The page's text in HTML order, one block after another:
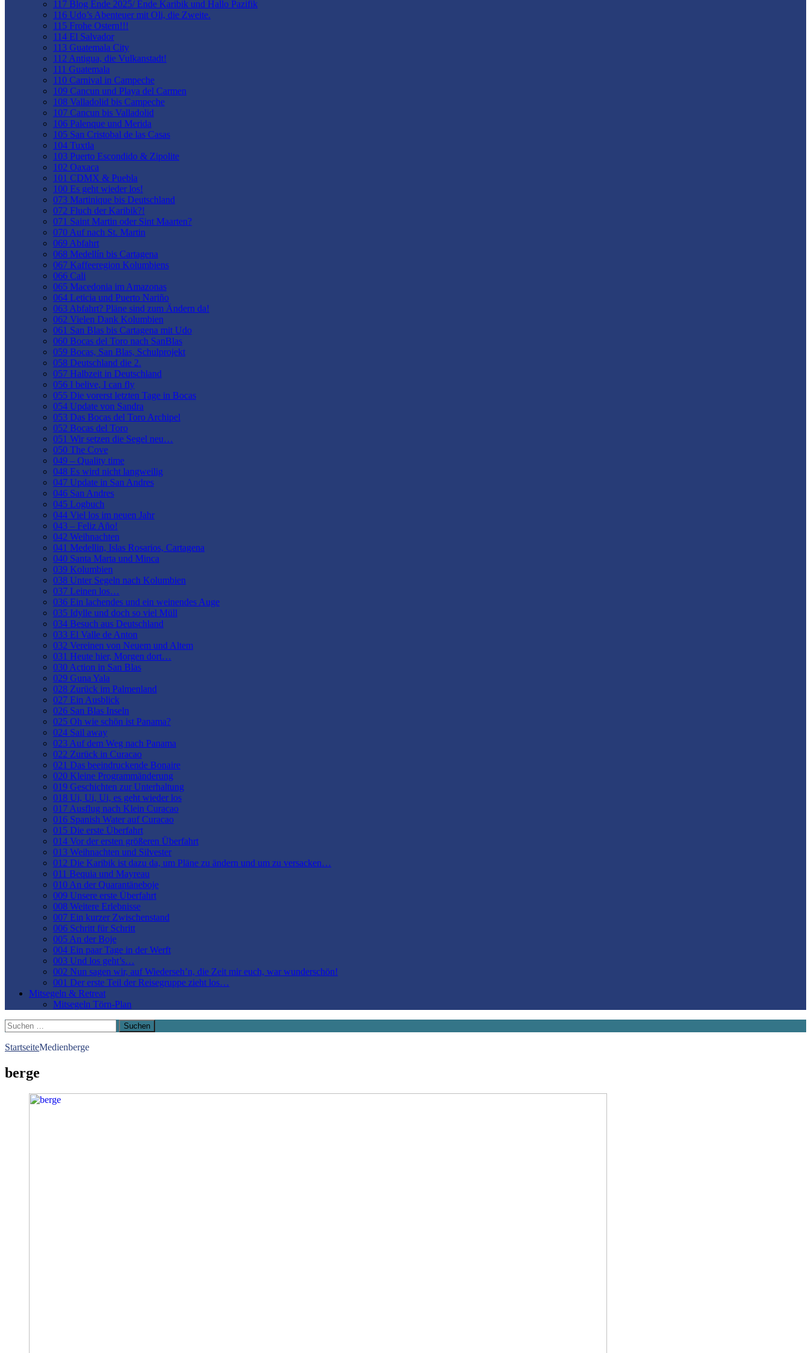
117 Blog Ende 2025/ Ende Karibik und Hallo Pazifik
116 Udo’s Abenteuer mit Oli, die Zweite.
115 Frohe Ostern!!!
114 El Salvador
113 Guatemala City
112 Antigua, die Vulkanstadt!
111 Guatemala
110 Carnival in Campeche
109 Cancun und Playa del Carmen
108 Valladolid bis Campeche
107 Cancun bis Valladolid
106 Palenque und Merida
105 San Cristobal de las Casas
104 Tuxtla
103 Puerto Escondido & Zipolite
102 Oaxaca
101 CDMX & Puebla
100 Es geht wieder los!
073 Martinique bis Deutschland
072 Fluch der Karibik?!
071 Saint Martin oder Sint Maarten?
070 Auf nach St. Martin
069 Abfahrt
068 Medellín bis Cartagena
067 Kaffeeregion Kolumbiens
066 Cali
065 Macedonia im Amazonas
064 Leticia und Puerto Nariño
063 Abfahrt? Pläne sind zum Ändern da!
062 Vielen Dank Kolumbien
061 San Blas bis Cartagena mit Udo
060 Bocas del Toro nach SanBlas
059 Bocas, San Blas, Schulprojekt
058 Deutschland die 2.
057 Halbzeit in Deutschland
056 I belive, I can fly
055 Die vorerst letzten Tage in Bocas
054 Update von Sandra
053 Das Bocas del Toro Archipel
052 Bocas del Toro
051 Wir setzen die Segel neu…
050 The Cove
049 – Quality time
048 Es wird nicht langweilig
047 Update in San Andres
046 San Andres
045 Logbuch
044 Viel los im neuen Jahr
043 – Feliz Año!
042 Weihnachten
041 Medellin, Islas Rosarios, Cartagena
040 Santa Marta und Minca
039 Kolumbien
038 Unter Segeln nach Kolumbien
037 Leinen los…
036 Ein lachendes und ein weinendes Auge
035 Idylle und doch so viel Müll
034 Besuch aus Deutschland
033 El Valle de Anton
032 Vereinen von Neuem und Altem
031 Heute hier, Morgen dort…
030 Action in San Blas
029 Guna Yala
028 Zurück im Palmenland
027 Ein Ausblick
026 San Blas Inseln
025 Oh wie schön ist Panama?
024 Sail away
023 Auf dem Weg nach Panama
022 Zurück in Curacao
021 Das beeindruckende Bonaire
020 Kleine Programmänderung
019 Geschichten zur Unterhaltung
018 Ui, Ui, Ui, es geht wieder los
017 Ausflug nach Klein Curacao
016 Spanish Water auf Curacao
015 Die erste Überfahrt
014 Vor der ersten größeren Überfahrt
013 Weihnachten und Silvester
012 Die Karibik ist dazu da, um Pläne zu ändern und um zu versacken…
011 Bequia und Mayreau
010 An der Quarantäneboje
009 Unsere erste Überfahrt
008 Weitere Erlebnisse
007 Ein kurzer Zwischenstand
006 Schritt für Schritt
005 An der Boje
004 Ein paar Tage in der Werft
003 Und los geht’s…
002 Nun sagen wir, auf Wiederseh’n, die Zeit mir euch, war wunderschön!
001 Der erste Teil der Reisegruppe zieht los…
Mitsegeln & Retreat
Mitsegeln Törn-Plan
Suchen
nach:
StartseiteMedienberge
berge